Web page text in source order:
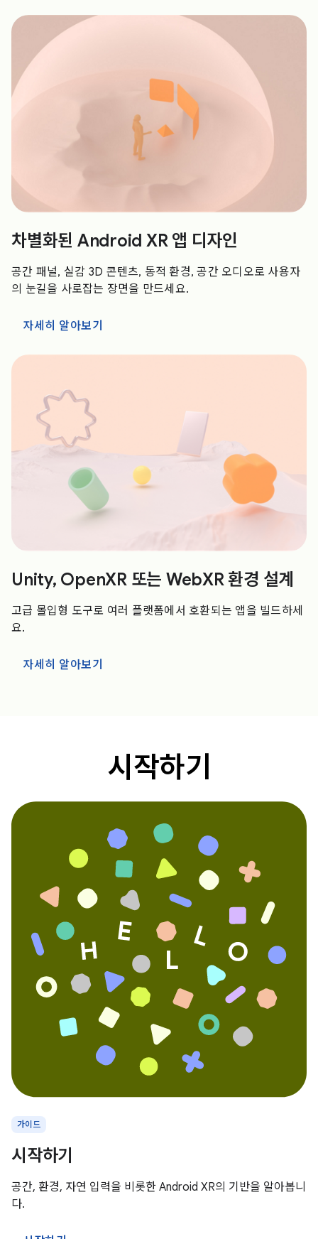
차별화된 Android XR 앱 디자인
공간 패널, 실감 3D 콘텐츠, 동적 환경, 공간 오디오로 사용자
의 눈길을 사로잡는 장면을 만드세요.
자세히 알아보기
Unity, OpenXR 또는 WebXR 환경 설계
고급 몰입형 도구로 여러 플랫폼에서 호환되는 앱을 빌드하세
요.
자세히 알아보기
시작하기
가이드
시작하기
공간, 환경, 자연 입력을 비롯한 Android XR의 기반을 알아봅니
다.